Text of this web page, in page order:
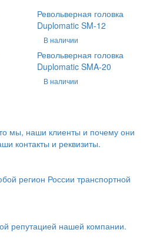
Револьверная головка
Duplomatic SM-12
В наличии
Револьверная головка
Duplomatic SMA-20
В наличии
мы, наши клиенты и почему они
контакты и реквизиты.
регион России транспортной
репутацией нашей компании.